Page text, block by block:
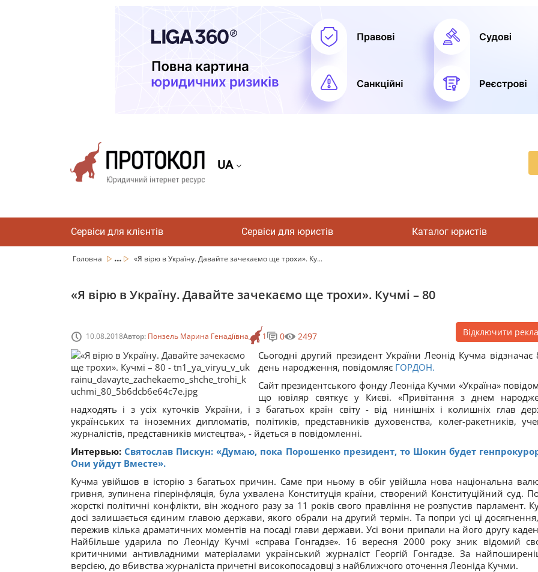
UA
Сервіси для клієнтів Сервіси для юристів Каталог юристів
Головна ... «Я вірю в Україну. Давайте зачекаємо ще трохи». Ку...
«Я вірю в Україну. Давайте зачекаємо ще трохи». Кучмі – 80
10.08.2018Автор: Понзель Марина Генадіївна 1 0 2497 Відключити
Сьогодні другий президент України Леонід Кучма відзначає
день народження, повідомляє ГОРДОН.
Сайт президентського фонду Леоніда Кучми «Україна»
що ювіляр святкує у Києві. «Привітання з днем
надходять і з усіх куточків України, і з багатьох країн світу - від нинішніх і колишніх глав
українських та іноземних дипломатів, політиків, представників духовенства, колег-ракетників,
журналістів, представників мистецтва», - йдеться в повідомленні.
Интервью: Святослав Пискун: «Думаю, пока Порошенко президент, то Шокин будет
Они уйдут Вместе».
Кучма увійшов в історію з багатьох причин. Саме при ньому в обіг увійшла нова національна
гривня, зупинена гіперінфляція, була ухвалена Конституція країни, створений Конституційний суд.
жорсткі політичні конфлікти, він жодного разу за 11 років свого правління не розпустив парламент.
досі залишається єдиним главою держави, якого обрали на другий термін. Та попри усі ці
пережив кілька драматичних моментів на посаді глави держави. Усі вони припали на його другу
Найбільше ударила по Леоніду Кучмі «справа Гонгадзе». 16 вересня 2000 року зник відомий
критичними антивладними матеріалами український журналіст Георгій Гонгадзе. За
версією, до вбивства журналіста причетні високопосадовці з найближчого оточення Леоніда Кучми.